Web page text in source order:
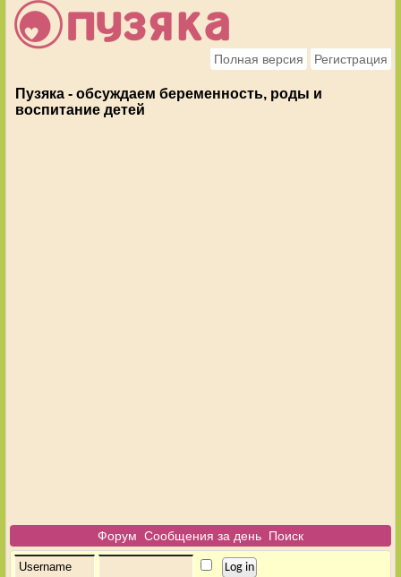
Полная версия Регистрация
Пузяка - обсуждаем беременность, роды и
воспитание детей
Форум Сообщения за день Поиск